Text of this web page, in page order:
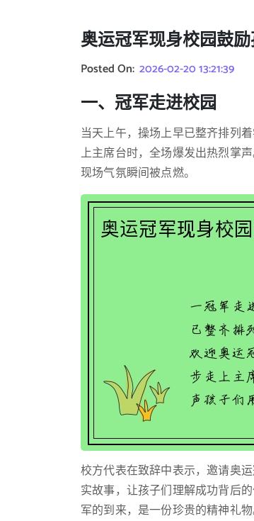
奥运冠军现身校园鼓
Posted On: 2026-02-20 13:21:39
一、冠军走进校园
当天上午，操场上早已整齐排列
上主席台时，全场爆发出热烈掌
现场气氛瞬间被点燃。
校方代表在致辞中表示，邀请奥
实故事，让孩子们理解成功背后
军的到来，是一份珍贵的精神礼物